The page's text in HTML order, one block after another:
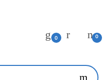
0 0